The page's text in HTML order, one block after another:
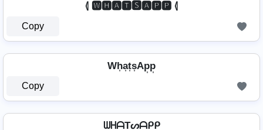
⦉ 🆆🅷🅰🆃🆂🅰🅿🅿 ⦉
Copy
Wh͎a͎t͎s͎Ap͎p͎
Copy
ᗯᕼᗩTᔕᗩᑭᑭ